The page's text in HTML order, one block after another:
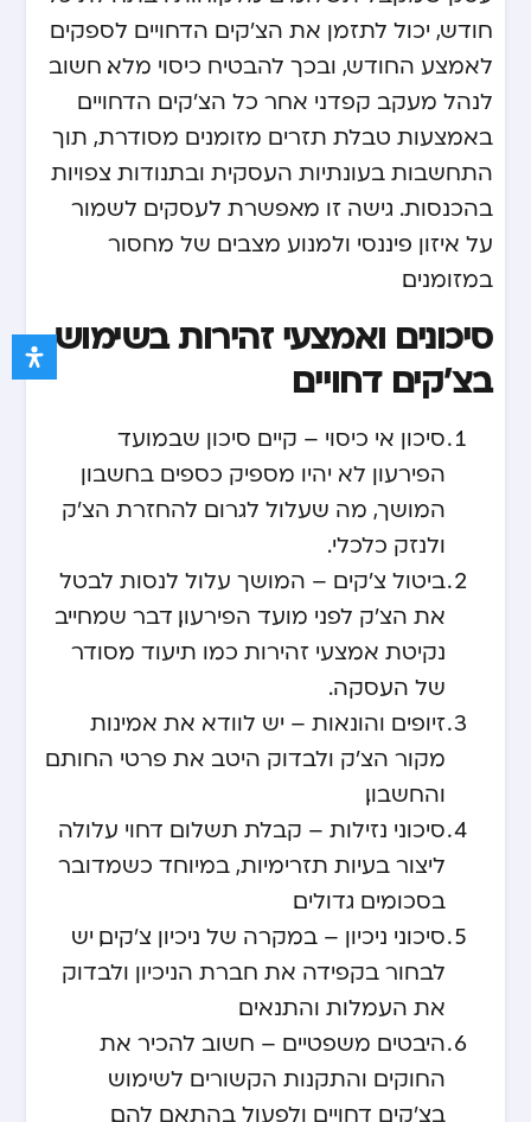
חודש, יכול לתזמן את הצ'קים הדחויים לספקים
לאמצע החודש, ובכך להבטיח כיסוי מלא. חשוב
לנהל מעקב קפדני אחר כל הצ'קים הדחויים
באמצעות טבלת תזרים מזומנים מסודרת, תוך
התחשבות בעונתיות העסקית ובתנודות צפויות
בהכנסות. גישה זו מאפשרת לעסקים לשמור
על איזון פיננסי ולמנוע מצבים של מחסור
במזומנים.
סיכונים ואמצעי זהירות בשימוש
בצ'קים דחויים
סיכון אי כיסוי – קיים סיכון שבמועד
הפירעון לא יהיו מספיק כספים בחשבון
המושך, מה שעלול לגרום להחזרת הצ'ק
ולנזק כלכלי.
ביטול צ'קים – המושך עלול לנסות לבטל
את הצ'ק לפני מועד הפירעון, דבר שמחייב
נקיטת אמצעי זהירות כמו תיעוד מסודר
של העסקה.
זיופים והונאות – יש לוודא את אמינות
מקור הצ'ק ולבדוק היטב את פרטי החותם
והחשבון.
סיכוני נזילות – קבלת תשלום דחוי עלולה
ליצור בעיות תזרימיות, במיוחד כשמדובר
בסכומים גדולים.
סיכוני ניכיון – במקרה של ניכיון צ'קים, יש
לבחור בקפידה את חברת הניכיון ולבדוק
את העמלות והתנאים.
היבטים משפטיים – חשוב להכיר את
החוקים והתקנות הקשורים לשימוש
בצ'קים דחויים ולפעול בהתאם להם.